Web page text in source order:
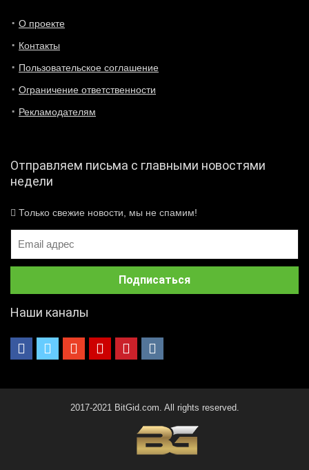
О проекте
Контакты
Пользовательское соглашение
Ограничение ответственности
Рекламодателям
Отправляем письма с главными новостями
недели
Только свежие новости, мы не спамим!
Наши каналы
2017-2021 BitGid.com. All rights reserved.